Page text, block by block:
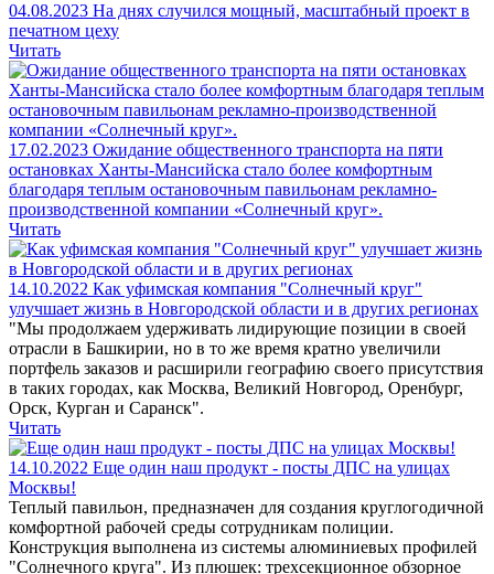
04.08.2023 На днях случился мощный, масштабный проект в
печатном цеху
Читать
17.02.2023 Ожидание общественного транспорта на пяти
остановках Ханты-Мансийска стало более комфортным
благодаря теплым остановочным павильонам рекламно-
производственной компании «Солнечный круг».
Читать
14.10.2022 Как уфимская компания "Солнечный круг"
улучшает жизнь в Новгородской области и в других регионах
"Мы продолжаем удерживать лидирующие позиции в своей
отрасли в Башкирии, но в то же время кратно увеличили
портфель заказов и расширили географию своего присутствия
в таких городах, как Москва, Великий Новгород, Оренбург,
Орск, Курган и Саранск".
Читать
14.10.2022 Еще один наш продукт - посты ДПС на улицах
Москвы!
Теплый павильон, предназначен для создания круглогодичной
комфортной рабочей среды сотрудникам полиции.
Конструкция выполнена из системы алюминиевых профилей
"Солнечного круга". Из плюшек: трехсекционное обзорное